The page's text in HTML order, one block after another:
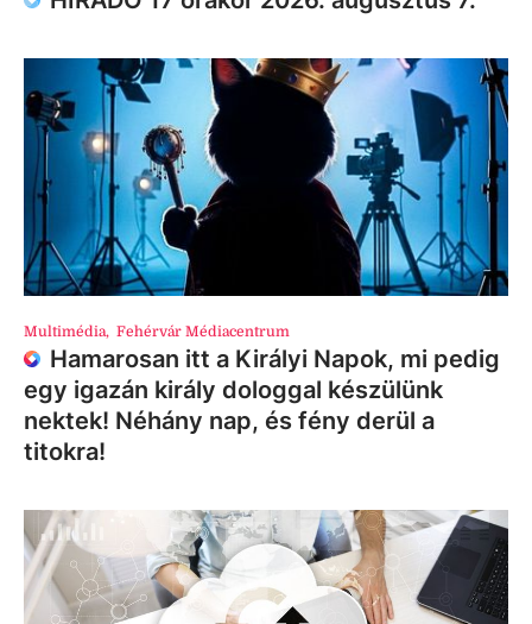
Multimédia, Fehérvár Médiacentrum
Hamarosan itt a Királyi Napok, mi pedig
egy igazán király dologgal készülünk
nektek! Néhány nap, és fény derül a
titokra!